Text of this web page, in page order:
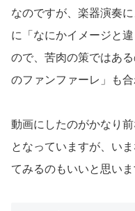
なのですが、楽器演奏
に「なにかイメージと
ので、苦肉の策ではあ
のファンファーレ」も
動画にしたのがかなり
となっていますが、い
てみるのもいいと思いま